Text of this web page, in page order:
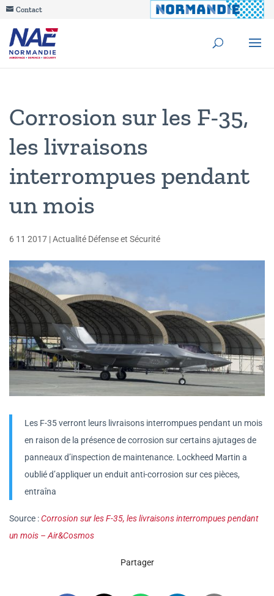
Contact
Corrosion sur les F-35,
les livraisons
interrompues pendant
un mois
6 11 2017 |Actualité Défense et Sécurité
Les F-35 verront leurs livraisons interrompues pendant un mois
en raison de la présence de corrosion sur certains ajutages de
panneaux d’inspection de maintenance. Lockheed Martin a
oublié d’appliquer un enduit anti-corrosion sur ces pièces,
entraîna
Source :Corrosion sur les F-35, les livraisons interrompues pendant
un mois – Air&Cosmos
Partager